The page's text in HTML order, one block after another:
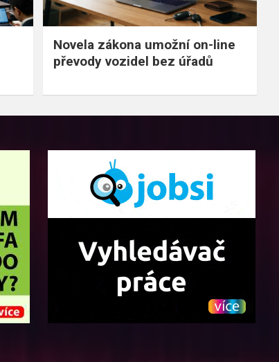
Novela zákona umožní on-line
převody vozidel bez úřadů